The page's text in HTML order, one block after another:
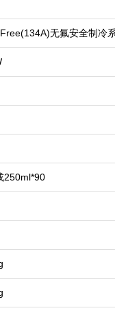
无氟安全制冷
250ml*90